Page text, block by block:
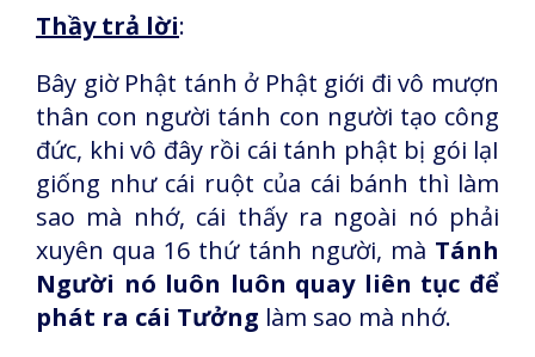
Thầy trả lời:
Bây giờ Phật tánh ở Phật giới đi vô mượn
thân con người tánh con người tạo công
đức, khi vô đây rồi cái tánh phật bị gói lạI
giống như cái ruột của cái bánh thì làm
sao mà nhớ, cái thấy ra ngoài nó phải
xuyên qua 16 thứ tánh người, mà Tánh
Người nó luôn luôn quay liên tục để
phát ra cái Tưởng làm sao mà nhớ.